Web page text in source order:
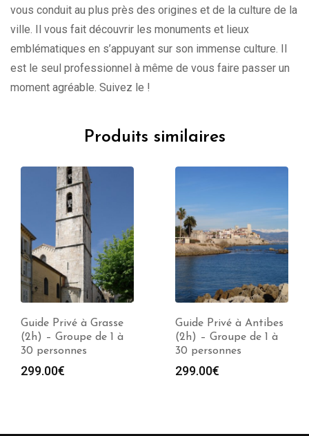
vous conduit au plus près des origines et de la culture de la
ville. Il vous fait découvrir les monuments et lieux
emblématiques en s’appuyant sur son immense culture. Il
est le seul professionnel à même de vous faire passer un
moment agréable. Suivez le !
Produits similaires
Guide Privé à Grasse
(2h) – Groupe de 1 à
30 personnes
299.00€
Guide Privé à Antibes
(2h) – Groupe de 1 à
30 personnes
299.00€